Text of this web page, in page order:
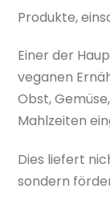
Produkte,
Einer der
veganen
Obst,
Mahlzeiten
Dies liefert
sondern